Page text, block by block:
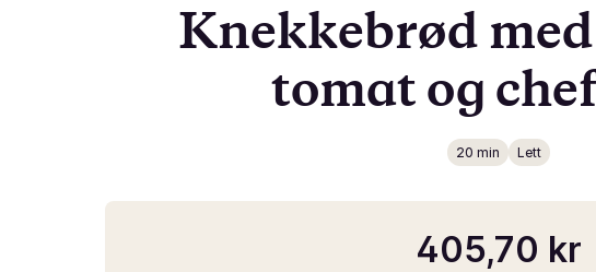
Knekkebrød
tomat og
20 min Lett
405,70 kr